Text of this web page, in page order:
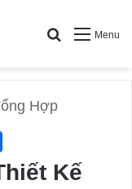
Menu
Search for
Hợp
Kế